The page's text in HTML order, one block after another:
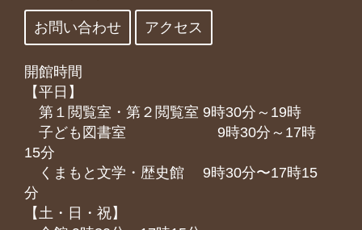
お問い合わせ アクセス
開館時間
【平日】
第１閲覧室・第２閲覧室 9時30分～19時
子ども図書室 9時30分～17時
15分
くまもと⽂学・歴史館 9時30分〜17時15
分
【土・日・祝】